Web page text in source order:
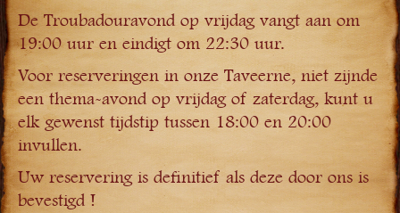
De Troubadouravond op vrijdag vangt aan om
19:00 uur en eindigt om 22:30 uur.
Voor reserveringen in onze Taveerne, niet zijnde
een thema-avond op vrijdag of zaterdag, kunt u
elk gewenst tijdstip tussen 18:00 en 20:00
invullen.
Uw reservering is definitief als deze door ons is
bevestigd !